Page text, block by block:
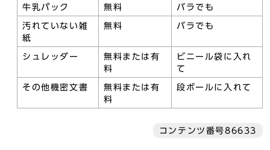
牛乳パック 無料 バラでも
汚れていない雑
紙
無料 バラでも
シュレッダー
無料または有
料
ビニール袋に入れ
て
その他機密文書
無料または有
料
段ボールに入れて
コンテンツ番号86633